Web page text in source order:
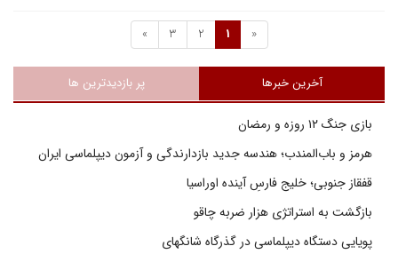
«
1
2
3
»
آخرین خبرها پر بازدیدترین ها
بازی جنگ ۱۲ روزه و رمضان
هرمز و باب‌المندب؛ هندسه جدید بازدارندگی و آزمون دیپلماسی ایران
قفقاز جنوبی؛ خلیج فارسِ آینده اوراسیا
بازگشت به استراتژی هزار ضربه چاقو
پویایی دستگاه دیپلماسی در گذرگاه شانگهای